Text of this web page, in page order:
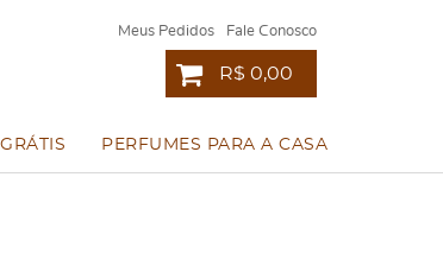
Meus Pedidos Fale Conosco
R$ 0,00
PERFUMES PARA A CASA